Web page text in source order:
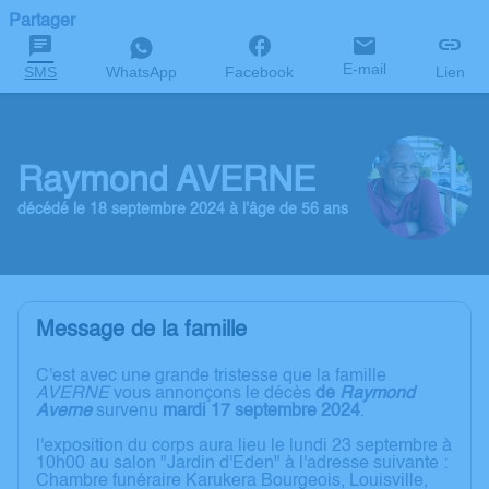
Partager
SMS WhatsApp Facebook E-mail Lien
Raymond AVERNE
décédé le 18 septembre 2024 à l'âge de 56 ans
Message de la famille
C'est avec une grande tristesse que la famille
AVERNE vous annonçons le décès de Raymond
Avernesurvenu mardi 17 septembre 2024.
l'exposition du corps aura lieu le lundi 23 septembre à
10h00 au salon "Jardin d'Eden" à l'adresse suivante :
Chambre funéraire Karukera Bourgeois, Louisville,